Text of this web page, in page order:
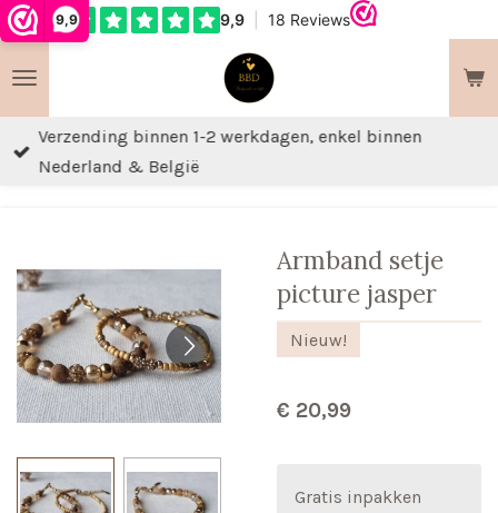
9,9
Ga
naar
de
hoofdinhoud
Verzending binnen 1-2 werkdagen, enkel binnen
Nederland & België
Armband setje
picture jasper
Nieuw!
€ 20,99
Gratis inpakken